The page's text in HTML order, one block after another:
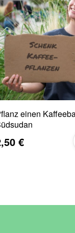
einen
€